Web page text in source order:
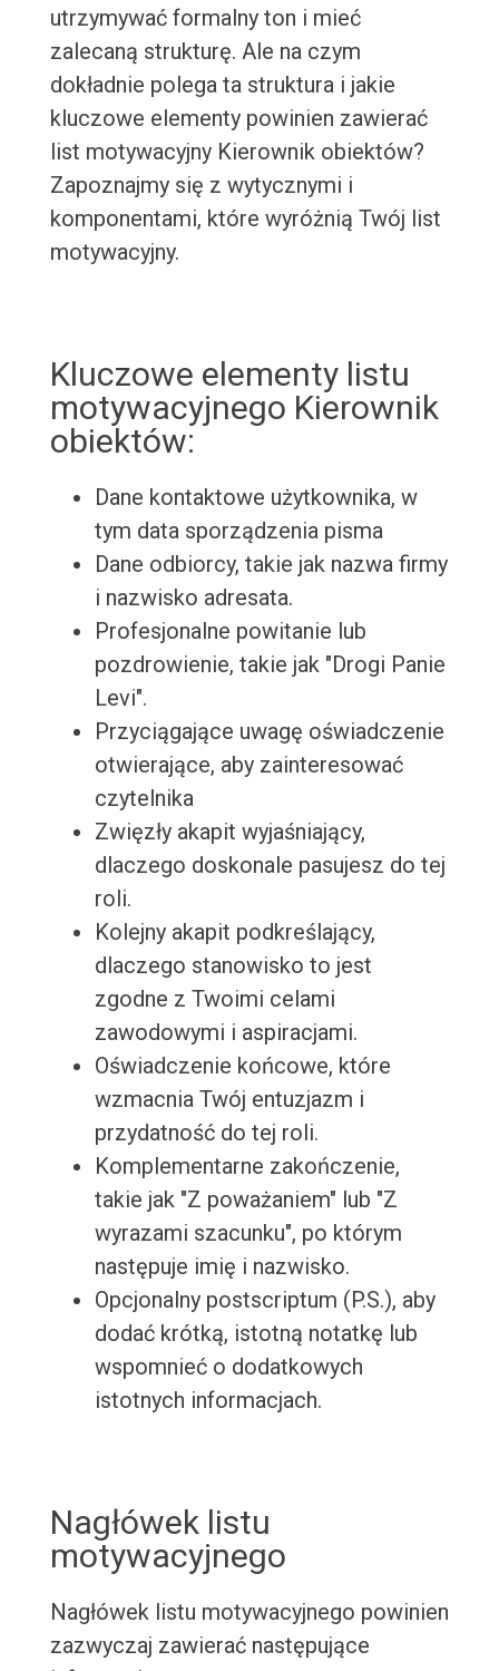
utrzymywać formalny ton i mieć
zalecaną strukturę. Ale na czym
dokładnie polega ta struktura i jakie
kluczowe elementy powinien zawierać
list motywacyjny Kierownik obiektów?
Zapoznajmy się z wytycznymi i
komponentami, które wyróżnią Twój list
motywacyjny.
Kluczowe elementy listu
motywacyjnego Kierownik
obiektów:
Dane kontaktowe użytkownika, w
tym data sporządzenia pisma
Dane odbiorcy, takie jak nazwa firmy
i nazwisko adresata.
Profesjonalne powitanie lub
pozdrowienie, takie jak "Drogi Panie
Levi".
Przyciągające uwagę oświadczenie
otwierające, aby zainteresować
czytelnika
Zwięzły akapit wyjaśniający,
dlaczego doskonale pasujesz do tej
roli.
Kolejny akapit podkreślający,
dlaczego stanowisko to jest
zgodne z Twoimi celami
zawodowymi i aspiracjami.
Oświadczenie końcowe, które
wzmacnia Twój entuzjazm i
przydatność do tej roli.
Komplementarne zakończenie,
takie jak "Z poważaniem" lub "Z
wyrazami szacunku", po którym
następuje imię i nazwisko.
Opcjonalny postscriptum (P.S.), aby
dodać krótką, istotną notatkę lub
wspomnieć o dodatkowych
istotnych informacjach.
Nagłówek listu
motywacyjnego
Nagłówek listu motywacyjnego powinien
zazwyczaj zawierać następujące